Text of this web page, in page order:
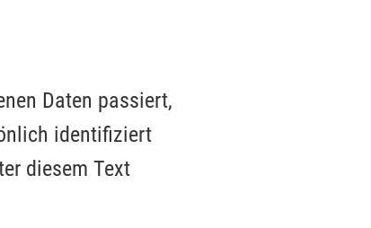
Daten passiert,
identifiziert
diesem Text